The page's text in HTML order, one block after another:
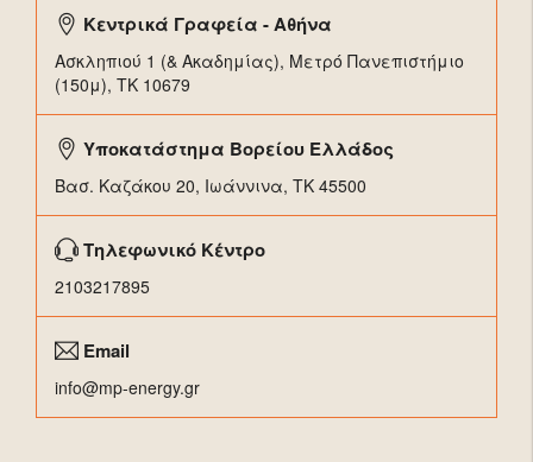
Κεντρικά Γραφεία - Αθήνα
Ασκληπιού 1 (& Ακαδημίας), Μετρό Πανεπιστήμιο
(150μ), TK 10679
Υποκατάστημα Βορείου Ελλάδος
Βασ. Καζάκου 20, Ιωάννινα, ΤΚ 45500
Τηλεφωνικό Κέντρο
2103217895
Email
info@mp-energy.gr